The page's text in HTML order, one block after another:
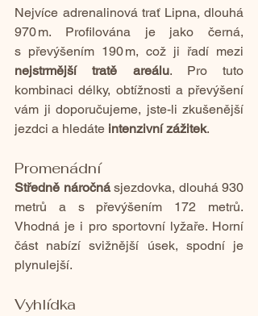
Nejvíce adrenalinová trať Lipna, dlouhá
970 m. Profilována je jako černá,
nejstrmější tratě areálu. Pro tuto
kombinaci délky, obtížnosti a převýšení
vám ji doporučujeme, jste-li zkušenější
jezdci a hledáte intenzivní zážitek.
Promenádní
Středně náročná sjezdovka, dlouhá 930
metrů a s převýšením 172 metrů.
Vhodná je i pro sportovní lyžaře. Horní
část nabízí svižnější úsek, spodní je
plynulejší.
Vyhlídka